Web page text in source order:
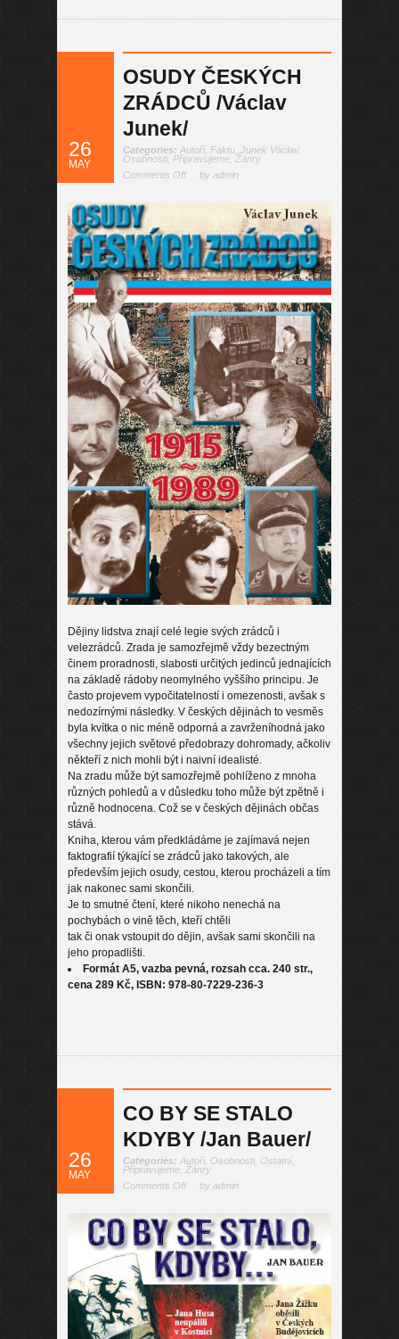
26
MAY
OSUDY ČESKÝCH
ZRÁDCŮ /Václav
Junek/
Categories: Autoři, Faktu Junek Václav,
Osobnosti, Připravujeme Žánry
Comments Off
by admin
Dějiny lidstva znají celé legie svých zrádců i
velezrádců. Zrada je samozřejmě vždy bezectným
činem proradnosti, slabosti určitých jedinců jednajících
na základě rádoby neomylného vyššího principu. Je
často projevem vypočitatelností i omezenosti, avšak s
nedozírnými následky. V českých dějinách to vesměs
byla kvítka o nic méně odporná a zavrženíhodná jako
všechny jejich světové předobrazy dohromady, ačkoliv
někteří z nich mohli být i naivní idealisté.
Na zradu může být samozřejmě pohlíženo z mnoha
různých pohledů a v důsledku toho může být zpětně i
různě hodnocena. Což se v českých dějinách občas
stává.
Kniha, kterou vám předkládáme je zajímavá nejen
faktografií týkající se zrádců jako takových, ale
především jejich osudy, cestou, kterou procházeli a tím
jak nakonec sami skončili.
Je to smutné čtení, které nikoho nenechá na
pochybách o vině těch, kteří chtěli
tak či onak vstoupit do dějin, avšak sami skončili na
jeho propadlišti.
Formát A5, vazba pevná, rozsah cca. 240 str.,
cena 289 Kč, ISBN: 978-80-7229-236-3
26
MAY
CO BY SE STALO
KDYBY /Jan Bauer/
Categories: Autoři, Osobnosti, Ostatní,
Připravujeme, Žánry
Comments Off
by admin